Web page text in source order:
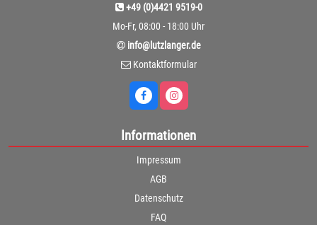
+49 (0)4421 9519-0
Mo-Fr, 08:00 - 18:00 Uhr
info@lutzlanger.de
Kontaktformular
Informationen
Impressum
AGB
Datenschutz
FAQ